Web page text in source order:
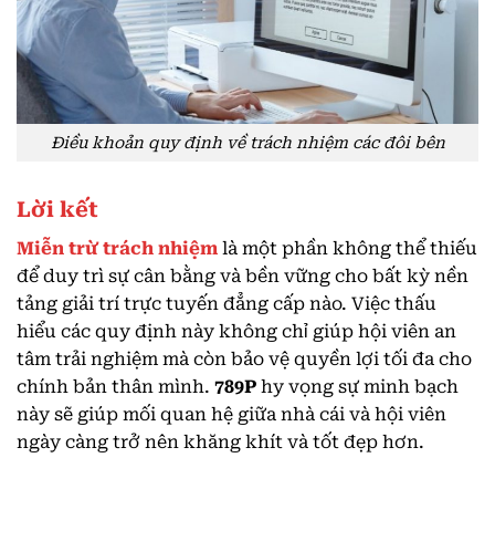
Điều khoản quy định về trách nhiệm các đôi bên
Lời kết
Miễn trừ trách nhiệm là một phần không thể thiếu
để duy trì sự cân bằng và bền vững cho bất kỳ nền
tảng giải trí trực tuyến đẳng cấp nào. Việc thấu
hiểu các quy định này không chỉ giúp hội viên an
tâm trải nghiệm mà còn bảo vệ quyền lợi tối đa cho
chính bản thân mình. 789P hy vọng sự minh bạch
này sẽ giúp mối quan hệ giữa nhà cái và hội viên
ngày càng trở nên khăng khít và tốt đẹp hơn.